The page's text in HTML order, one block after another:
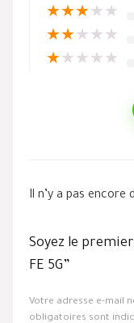
★★★★ ★
★★★ ★ ★
★★ ★ ★ ★
Il n’y a pas encore
Soyez le
FE 5G”
Votre adresse e-mail
obligatoires sont